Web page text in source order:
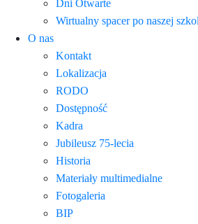
Dni Otwarte
Wirtualny spacer po naszej
O nas
Kontakt
Lokalizacja
RODO
Dostępność
Kadra
Jubileusz 75-lecia
Historia
Materiały multimedialne
Fotogaleria
BIP